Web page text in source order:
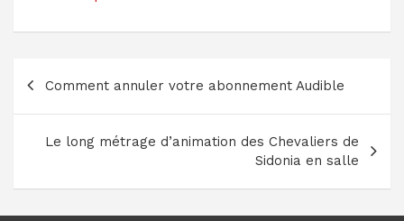
de
l’article
Comment annuler votre abonnement Audible
Le long métrage d’animation des Chevaliers de
Sidonia en salle